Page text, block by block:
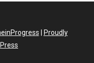
Proudly